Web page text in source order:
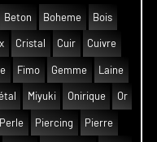
Beton Boheme Bois
Cristal Cuir Cuivre
Fimo Gemme Laine
Miyuki Onirique Or
Perle Piercing Pierre